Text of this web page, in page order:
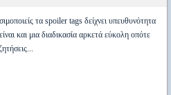
τα spoiler tags δείχνει υπευθυνότητα
και μια διαδικασία αρκετά εύκολη οπότε